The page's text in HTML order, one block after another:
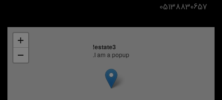
estate3!
I am a popup.
+
−
05138830657